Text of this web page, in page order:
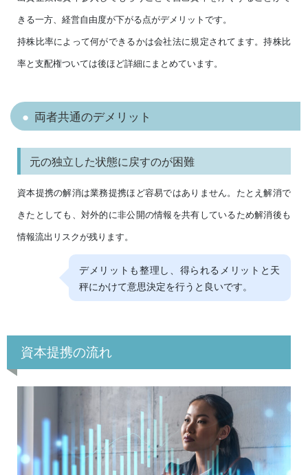
きる一方、経営自由度が下がる点がデメリットです。
持株比率によって何ができるかは会社法に規定されてます。持株比
率と支配権ついては後ほど詳細にまとめています。
両者共通のデメリット
元の独立した状態に戻すのが困難
資本提携の解消は業務提携ほど容易ではありません。たとえ解消で
きたとしても、対外的に非公開の情報を共有しているため解消後も
情報流出リスクが残ります。
デメリットも整理し、得られるメリットと天
秤にかけて意思決定を行うと良いです。
資本提携の流れ